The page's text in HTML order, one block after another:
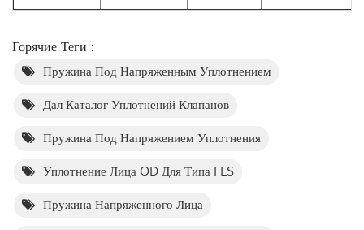
Горячие Теги :
Пружина Под Напряженным Уплотнением
Дал Каталог Уплотнений Клапанов
Пружина Под Напряжением Уплотнения
Уплотнение Лица OD Для Типа FLS
Пружина Напряженного Лица